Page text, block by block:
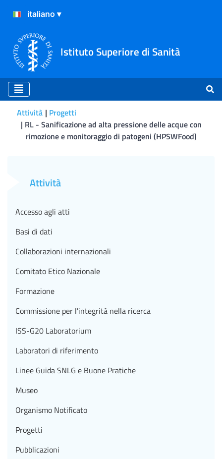
Istituto Superiore di Sanità
Attività Progetti
RL - Sanificazione ad alta pressione delle acque con
rimozione e monitoraggio di patogeni (HPSWFood)
Attività
Accesso agli atti
Basi di dati
Collaborazioni internazionali
Comitato Etico Nazionale
Formazione
Commissione per l'integrità nella ricerca
ISS-G20 Laboratorium
Laboratori di riferimento
Linee Guida SNLG e Buone Pratiche
Museo
Organismo Notificato
Progetti
Pubblicazioni